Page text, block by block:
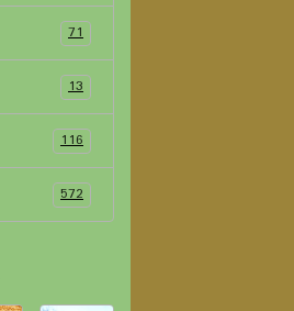
71
13
116
572